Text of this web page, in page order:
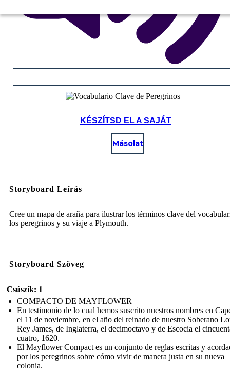
KÉSZÍTSD EL A SAJÁT
Másolat
Storyboard Leírás
Cree un mapa de araña para ilustrar los términos clave del
los peregrinos y su viaje a Plymouth.
Storyboard Szöveg
Csúszik: 1
COMPACTO DE MAYFLOWER
En testimonio de lo cual hemos suscrito nuestros nombres en
el 11 de noviembre, en el año del reinado de nuestro Soberano
Rey James, de Inglaterra, el decimoctavo y de Escocia el
cuatro, 1620.
El Mayflower Compact es un conjunto de reglas escritas y
por los peregrinos sobre cómo vivir de manera justa en su nueva
colonia.